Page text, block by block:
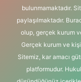
bulunmamaktadır.
paylaşılmaktadır.
olup, gerçek kurum
Gerçek kurum ve
Sitemiz, kar amacı
platformudur.